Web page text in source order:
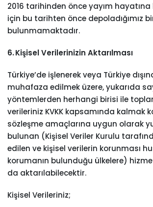
2016 tarihinden önce yayım hayatına
için bu tarihten önce depoladığımız
bulunmamaktadır.
6. Kişisel Verilerinizin Aktarılması
Türkiye’de işlenerek veya Türkiye
muhafaza edilmek üzere, yukarıda
yöntemlerden herhangi birisi ile
verileriniz KVKK kapsamında kalmak
sözleşme amaçlarına uygun olarak
bulunan (Kişisel Veriler Kurulu
edilen ve kişisel verilerin korunması
korumanın bulunduğu ülkelere)
da aktarılabilecektir.
Kişisel Verileriniz;